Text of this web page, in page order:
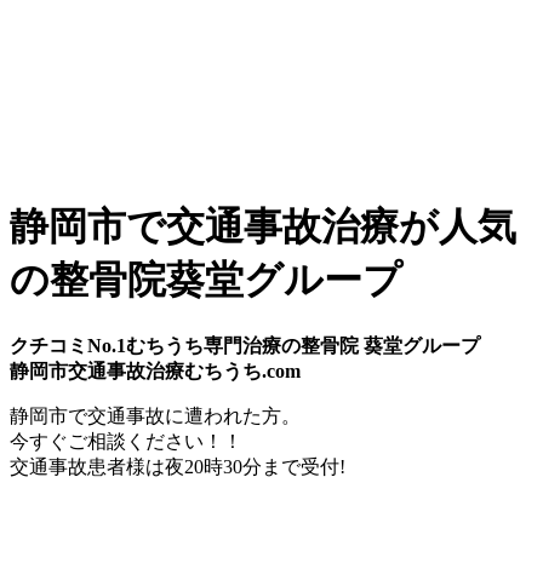
静岡市で交通事故治療が人気
の整骨院葵堂グループ
クチコミNo.1むちうち専門治療の整骨院 葵堂グループ
静岡市交通事故治療むちうち.com
静岡市で交通事故に遭われた方。
今すぐご相談ください！！
交通事故患者様は夜20時30分 まで受付!